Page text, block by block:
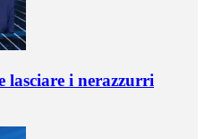
lasciare i nerazzurri